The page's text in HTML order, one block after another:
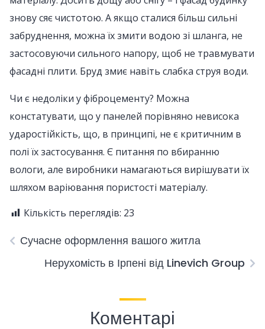
знову сяє чистотою. А якщо сталися більш сильні
забруднення, можна їх змити водою зі шланга, не
застосовуючи сильного напору, щоб не травмувати
фасадні плити. Бруд змиє навіть слабка струя води.
Чи є недоліки у фіброцементу? Можна
констатувати, що у панелей порівняно невисока
ударостійкість, що, в принципі, не є критичним в
полі їх застосування. Є питання по вбиранню
вологи, але виробники намагаються вирішувати їх
шляхом варіювання пористості матеріалу.
Кількість переглядів: 23
Сучасне оформлення вашого житла
Нерухомість в Ірпені від Linevich Group
Коментарі